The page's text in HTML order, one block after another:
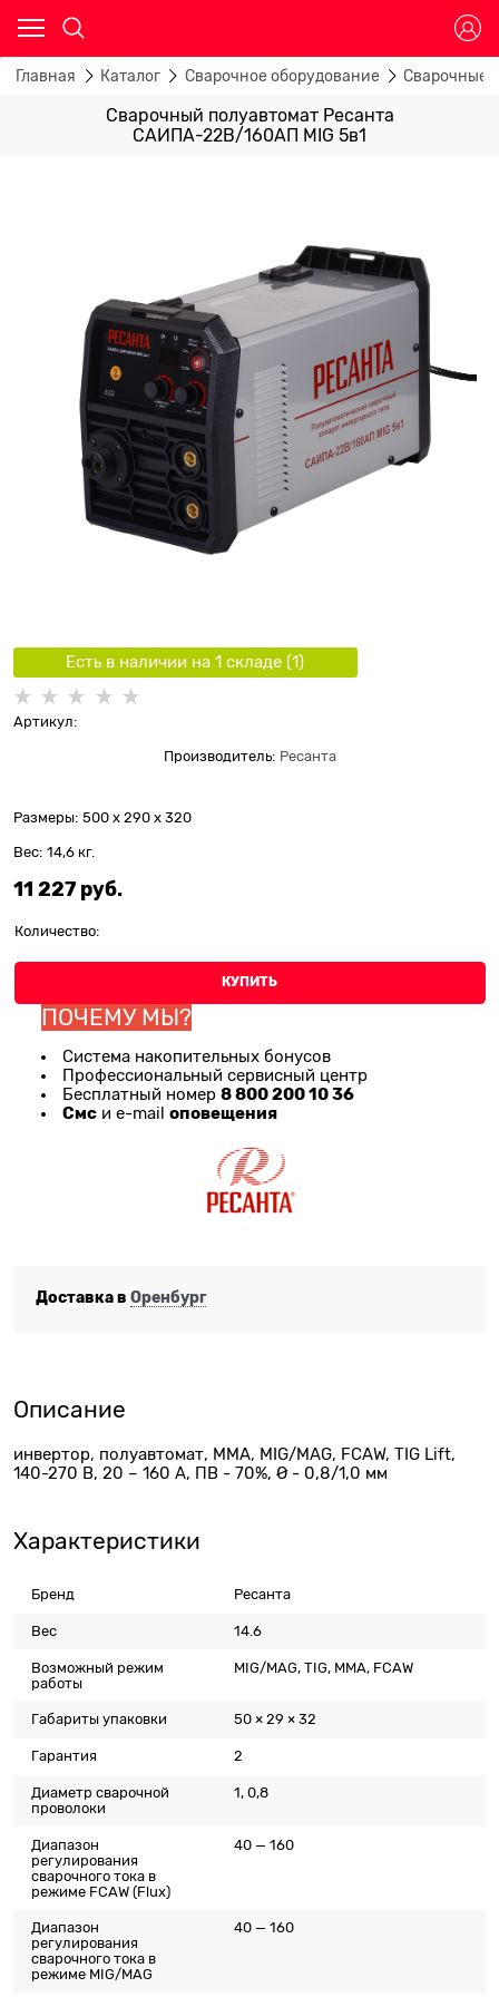
Главная Каталог Сварочное оборудование Сварочные
Сварочный полуавтомат Ресанта
САИПА-22В/160АП MIG 5в1
Есть в наличии на 1 складe (1)
Артикул:
Производитель: Ресанта
Размеры: 500 x 290 x 320
Вес: 14,6 кг.
11 227 руб.
Количество:
КУПИТЬ
ПОЧЕМУ МЫ?
Система накопительных бонусов
Профессиональный сервисный центр
Бесплатный номер 8 800 200 10 36
Смс и e-mail оповещения
Доставка в Оренбург
Описание
инвертор, полуавтомат, MMA, MIG/MAG, FCAW, TIG Lift,
140-270 В, 20 – 160 А, ПВ - 70%, Ø - 0,8/1,0 мм
Характеристики
Бренд Ресанта
Вес 14.6
Возможный режим
работы
MIG/MAG, TIG, MMA, FCAW
Габариты упаковки 50 × 29 × 32
Гарантия 2
Диаметр сварочной
проволоки
1, 0,8
Диапазон
регулирования
сварочного тока в
режиме FCAW (Flux)
40 — 160
Диапазон
регулирования
сварочного тока в
режиме MIG/MAG
40 — 160